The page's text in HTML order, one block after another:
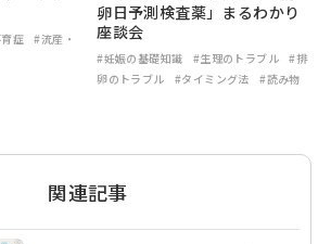
症
#流産・
卵日予測検査薬」まるわかり
座談会
#妊娠の基礎知識 #生理のトラブル
#排
卵のトラブル
#タイミング法 #読み物
関連記事